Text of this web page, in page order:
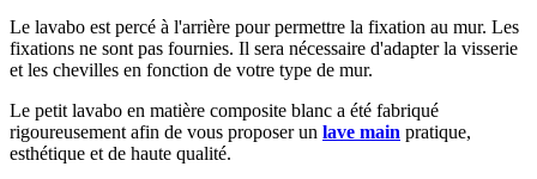
Le lavabo est percé à l'arrière pour permettre la fixation au mur. Les
fixations ne sont pas fournies. Il sera nécessaire d'adapter la visserie
et les chevilles en fonction de votre type de mur.
Le petit lavabo en matière composite blanc a été fabriqué
rigoureusement afin de vous proposer un lave main pratique,
esthétique et de haute qualité.